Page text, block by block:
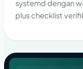
systemd dengan
plus checklist